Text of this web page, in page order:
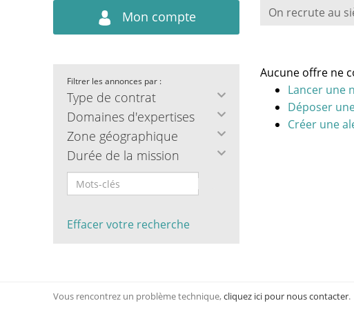
Mon compte On recrute au
Filtrer les annonces par :
Type de contrat
Domaines d'expertises
Zone géographique
Durée de la mission
Effacer votre recherche
Aucune offre ne
Lancer une
Déposer
Créer une
Vous rencontrez un problème technique,cliquez ici pour nous contacter.